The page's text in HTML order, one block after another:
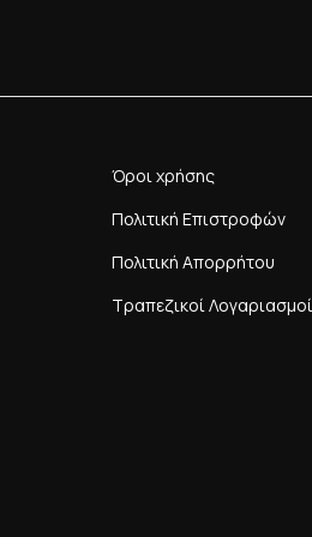
Όροι χρήσης
Πολιτική Επιστροφών
Πολιτική Απορρήτου
Τραπεζικοί Λογαριασμοί